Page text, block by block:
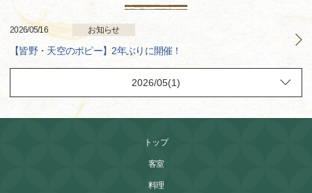
2026/05/16 お知らせ
【皆野・天空のポピー】2年ぶりに開催！
トップ
客室
料理